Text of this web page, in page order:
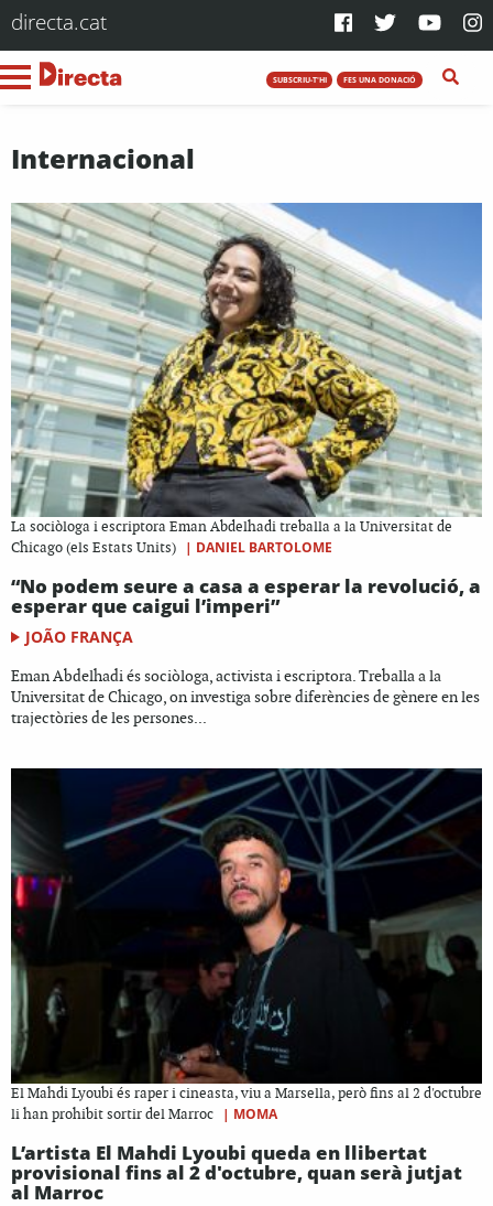
directa.cat
SUBSCRIU-T'HI FES UNA DONACIÓ
Internacional
La sociòloga i escriptora Eman Abdelhadi treballa a la Universitat de
Chicago (els Estats Units)
| DANIEL BARTOLOME
“No podem seure a casa a esperar la revolució, a
esperar que caigui l’imperi”
JOÃO FRANÇA
Eman Abdelhadi és sociòloga, activista i escriptora. Treballa a la
Universitat de Chicago, on investiga sobre diferències de gènere en les
trajectòries de les persones...
El Mahdi Lyoubi és raper i cineasta, viu a Marsella, però fins al 2 d'octubre
li han prohibit sortir del Marroc
| MOMA
L’artista El Mahdi Lyoubi queda en llibertat
provisional fins al 2 d'octubre, quan serà jutjat
al Marroc